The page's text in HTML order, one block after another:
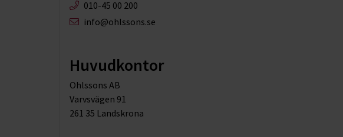
010-45 00 200​
info@ohlssons.se
Huvudkontor
Ohlssons AB
Varvsvägen 91
261 35 Landskrona